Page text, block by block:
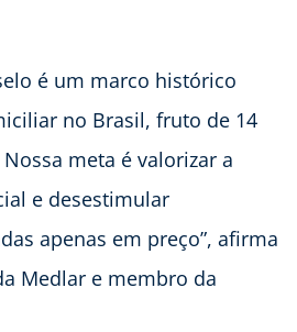
é um marco histórico
no Brasil, fruto de 14
meta é valorizar a
e desestimular
apenas em preço”, afirma
Medlar e membro da